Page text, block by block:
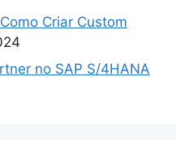
Criar Custom
no SAP S/4HANA